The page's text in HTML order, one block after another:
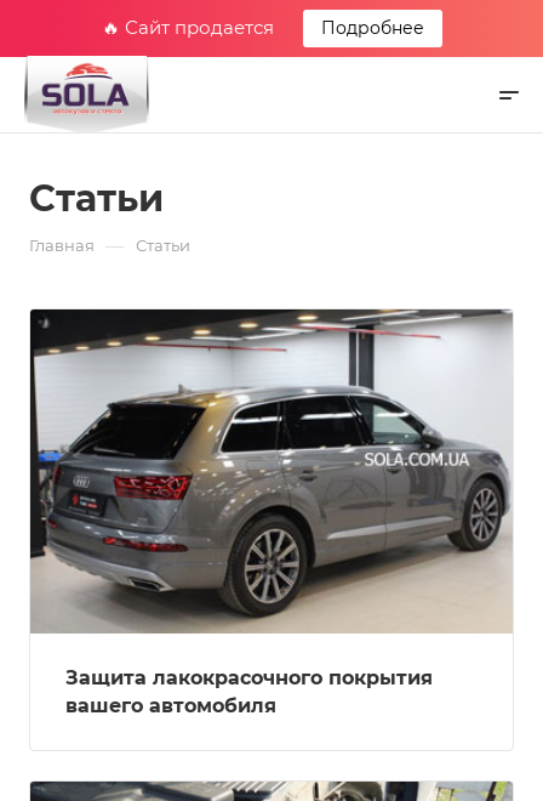
🔥 Сайт продается Подробнее
Статьи
Главная — Статьи
Защита лакокрасочного покрытия
вашего автомобиля